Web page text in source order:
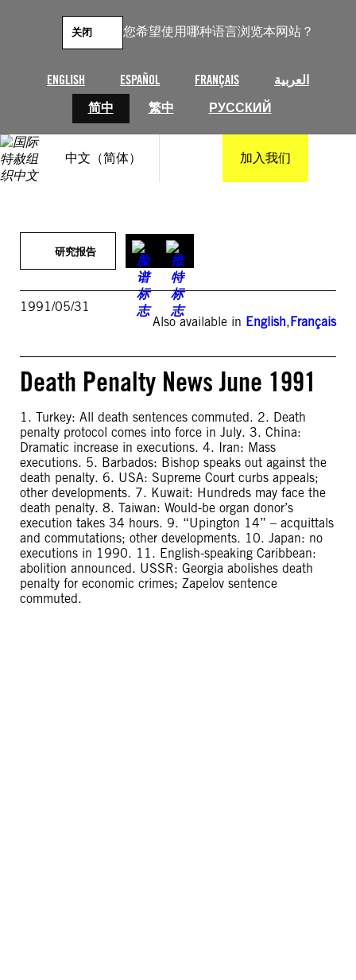
您希望使用哪种语言浏览本网站？
ENGLISH ESPAÑOL FRANÇAIS
العربية
简中
繁中 РУССКИЙ
关闭
中文（简体） 加入我们
研究报告
1991/05/31
Also available in English,Français
Death Penalty News June 1991
1. Turkey: All death sentences commuted. 2. Death
penalty protocol comes into force in July. 3. China:
Dramatic increase in executions. 4. Iran: Mass
executions. 5. Barbados: Bishop speaks out against the
death penalty. 6. USA: Supreme Court curbs appeals;
other developments. 7. Kuwait: Hundreds may face the
death penalty. 8. Taiwan: Would-be organ donor’s
execution takes 34 hours. 9. “Upington 14” – acquittals
and commutations; other developments. 10. Japan: no
executions in 1990. 11. English-speaking Caribbean:
abolition announced. USSR: Georgia abolishes death
penalty for economic crimes; Zapelov sentence
commuted.